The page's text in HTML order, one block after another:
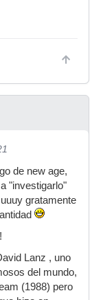
de new age,
"investigarlo"
gratamente
Lanz , uno
del mundo,
(1988) pero